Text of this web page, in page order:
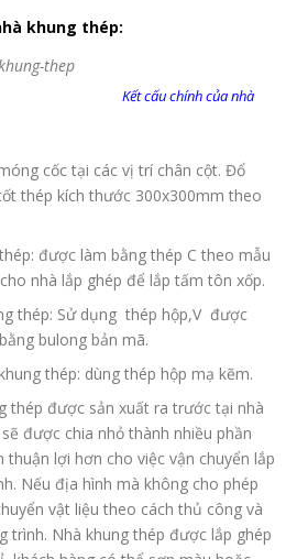
khung thép:
của nhà
cốc tại các vị trí chân cột. Đổ
thép kích thước 300x300mm theo
được làm bằng thép C theo mẫu
nhà lắp ghép để lắp tấm tôn xốp.
thép: Sử dụng thép hộp,V được
bulong bản mã.
thép: dùng thép hộp mạ kẽm.
thép được sản xuất ra trước tại nhà
được chia nhỏ thành nhiều phần
thuận lợi hơn cho việc vận chuyển lắp
Nếu địa hình mà không cho phép
vật liệu theo cách thủ công và
trình. Nhà khung thép được lắp ghép